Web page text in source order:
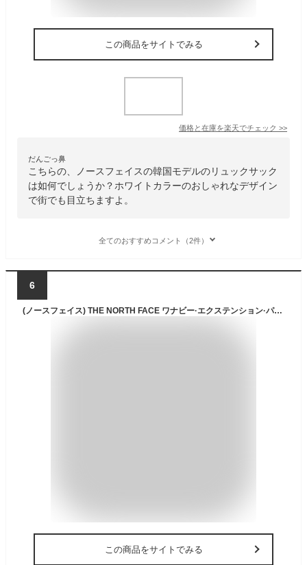
この商品をサイトでみる
価格と在庫を楽天でチェック >>
だんごっ鼻
こちらの、ノースフェイスの韓国モデルのリュックサック
は如何でしょうか？ホワイトカラーのおしゃれなデザイン
で街でも目立ちますよ。
全てのおすすめコメント（2件）
6
(ノースフェイス) THE NORTH FACE ワナビー·エクステンション·パック WANNABE EXT PACK リュック・バックパック [並行輸入品] One Size
この商品をサイトでみる